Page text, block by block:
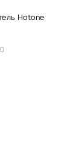
Hotone
0